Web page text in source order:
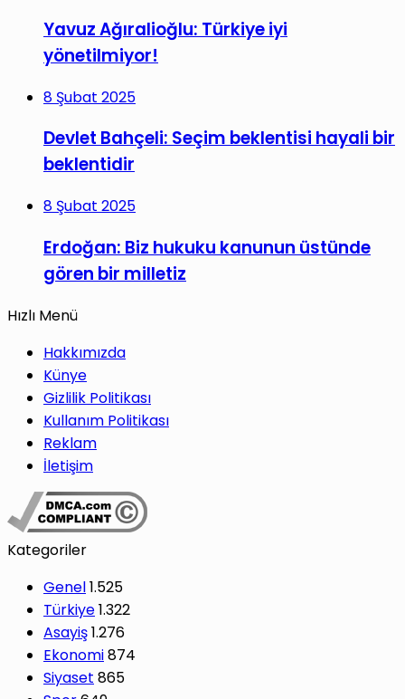
Yavuz Ağıralioğlu: Türkiye iyi
yönetilmiyor!
8 Şubat 2025
Devlet Bahçeli: Seçim beklentisi hayali bir
beklentidir
8 Şubat 2025
Erdoğan: Biz hukuku kanunun üstünde
gören bir milletiz
Hızlı Menü
Hakkımızda
Künye
Gizlilik Politikası
Kullanım Politikası
Reklam
İletişim
Kategoriler
Genel1.525
Türkiye1.322
Asayiş1.276
Ekonomi874
Siyaset 865